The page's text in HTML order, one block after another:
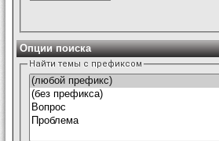
Опции поиска
Найти темы с префиксом